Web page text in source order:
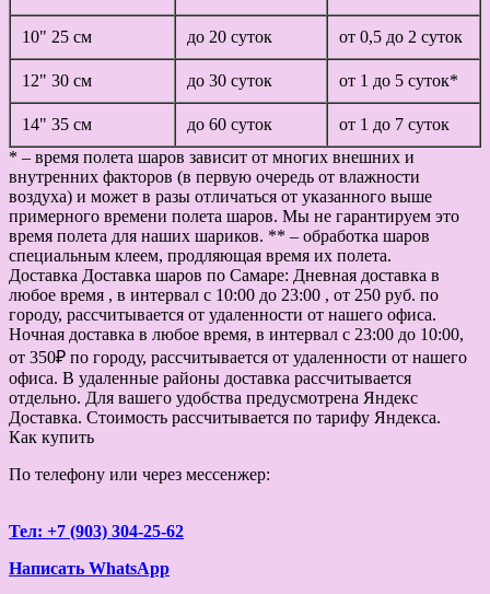
10" 25 см до 20 суток от 0,5 до 2 суток
12" 30 см до 30 суток от 1 до 5 суток*
14" 35 см до 60 суток
от 1 до 7 суток
* – время полета шаров зависит от многих внешних и
внутренних факторов (в первую очередь от влажности
воздуха) и может в разы отличаться от указанного выше
примерного времени полета шаров. Мы не гарантируем это
время полета для наших шариков. ** – обработка шаров
специальным клеем, продляющая время их полета.
Доставка Доставка шаров по Самаре: Дневная доставка в
любое время , в интервал с 10:00 до 23:00 , от 250 руб. по
городу, рассчитывается от удаленности от нашего офиса.
Ночная доставка в любое время, в интервал с 23:00 до 10:00,
от 350₽ по городу, рассчитывается от удаленности от нашего
офиса. В удаленные районы доставка рассчитывается
отдельно. Для вашего удобства предусмотрена Яндекс
Доставка. Стоимость рассчитывается по тарифу Яндекса.
Как купить
По телефону или через мессенжер:
Тел: +7 (903) 304-25-62
Написать WhatsApp